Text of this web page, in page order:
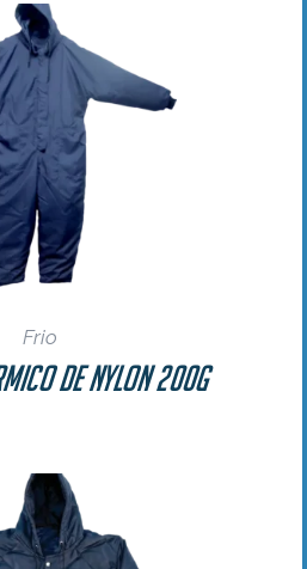
Frio
de Nylon 200g